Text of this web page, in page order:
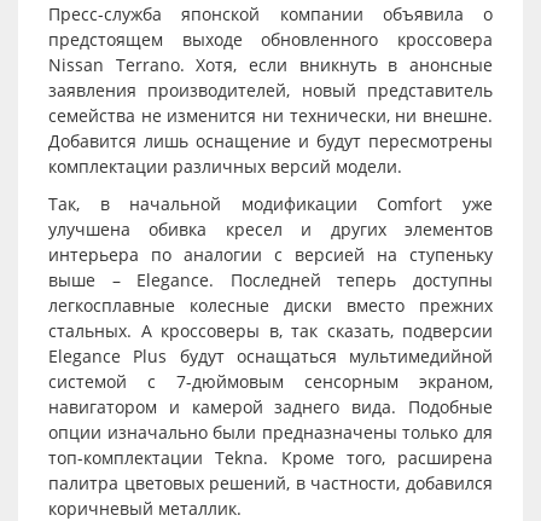
Пресс-служба японской компании объявила о
предстоящем выходе обновленного кроссовера
Nissan Terrano. Хотя, если вникнуть в анонсные
заявления производителей, новый представитель
семейства не изменится ни технически, ни внешне.
Добавится лишь оснащение и будут пересмотрены
комплектации различных версий модели.
Так, в начальной модификации Comfort уже
улучшена обивка кресел и других элементов
интерьера по аналогии с версией на ступеньку
выше – Elegance. Последней теперь доступны
легкосплавные колесные диски вместо прежних
стальных. А кроссоверы в, так сказать, подверсии
Elegance Plus будут оснащаться мультимедийной
системой с 7-дюймовым сенсорным экраном,
навигатором и камерой заднего вида. Подобные
опции изначально были предназначены только для
топ-комплектации Tekna. Кроме того, расширена
палитра цветовых решений, в частности, добавился
коричневый металлик.